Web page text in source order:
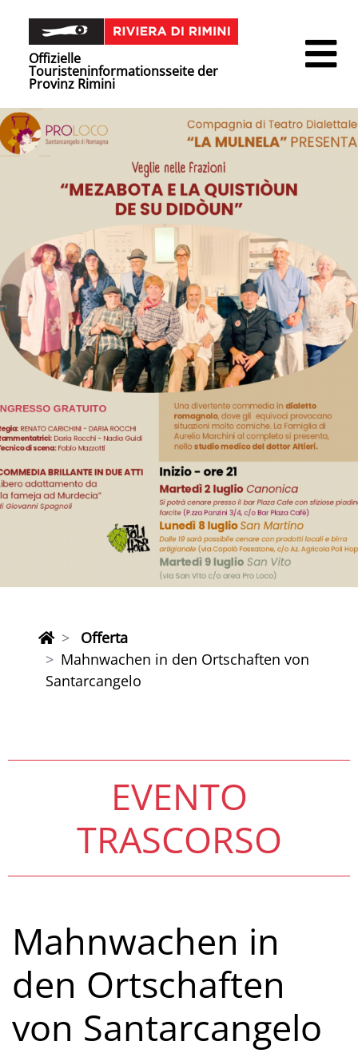
Offizielle
Touristeninformationsseite der
Provinz Rimini
Offerta
Mahnwachen in den Ortschaften von
Santarcangelo
EVENTO
TRASCORSO
Mahnwachen in
den Ortschaften
von Santarcangelo